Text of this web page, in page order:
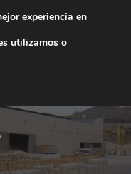
experiencia en
utilizamos o
banner de cookies RGPD